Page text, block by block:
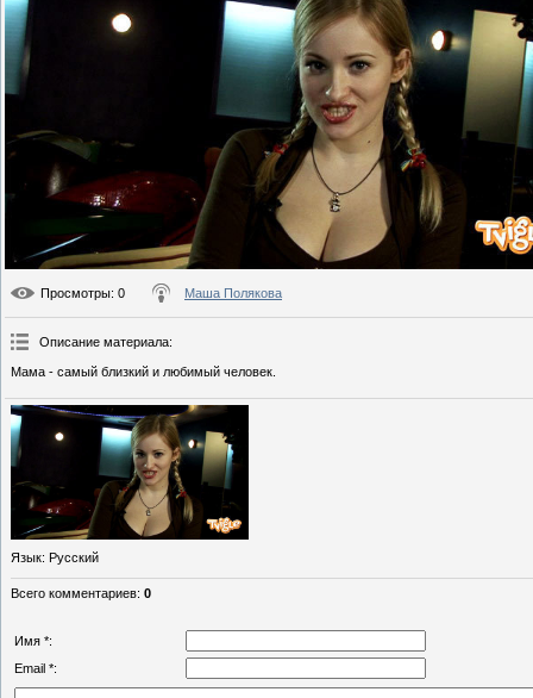
Просмотры: 0 Маша Полякова
Описание материала:
Мама - самый близкий и любимый человек.
Язык: Русский
Всего комментариев: 0
Имя *:
Email *: